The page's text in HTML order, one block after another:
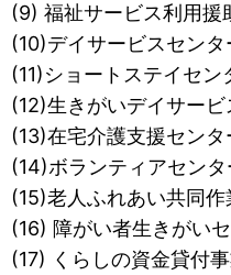
(9) 福祉サービス利用援
(10)デイサービスセン
(11)ショートステイセ
(12)生きがいデイサー
(13)在宅介護支援セン
(14)ボランティアセン
(15)老人ふれあい共同
(16) 障がい者生きがい
(17) くらしの資金貸付